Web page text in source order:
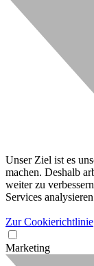
Unser Ziel ist es
machen. Deshalb
weiter zu
Services
Zur Cookierichtlinie
Marketing